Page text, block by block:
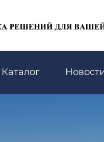
Каталог